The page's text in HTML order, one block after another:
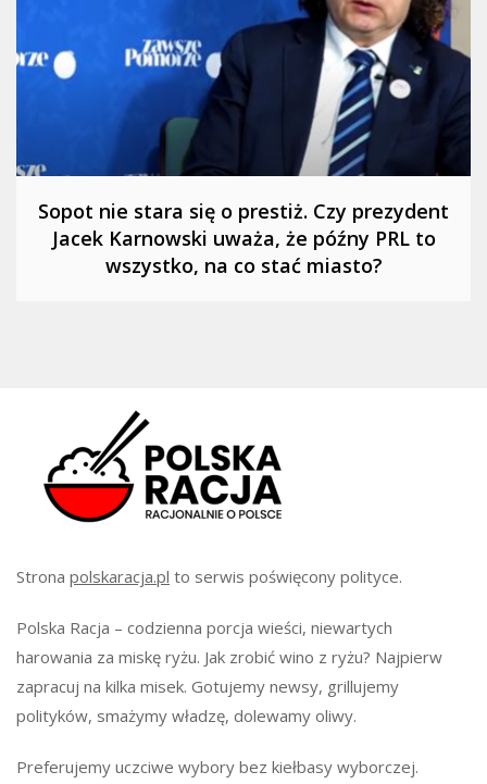
Sopot nie stara się o prestiż. Czy prezydent
Jacek Karnowski uważa, że późny PRL to
wszystko, na co stać miasto?
Strona polskaracja.pl to serwis poświęcony polityce.
Polska Racja – codzienna porcja wieści, niewartych
harowania za miskę ryżu. Jak zrobić wino z ryżu? Najpierw
zapracuj na kilka misek. Gotujemy newsy, grillujemy
polityków, smażymy władzę, dolewamy oliwy.
Preferujemy uczciwe wybory bez kiełbasy wyborczej.